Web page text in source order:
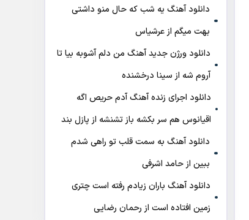
دانلود آهنگ ﻳﻪ ﺷﺐ ﻛﻪ ﺣﺎل ﻣﻨﻮ داﺷﺘﻰ
ﺑﻬﺖ میگم از عرشیاس
دانلود ورژن جدید آهنگ من دلم آشوبه بیا تا
آروم شه از سینا درخشنده
دانلود اجرای زنده آهنگ آدم حریص اگه
اقیانوس هم سر بکشه باز تشنشه از پازل بند
دانلود آهنگ به سمت قلب تو راهی شدم
ببین از حامد اشرفی
دانلود آهنگ باران زیادم رفته است چتری
زمین افتاده است از رحمان رضایی